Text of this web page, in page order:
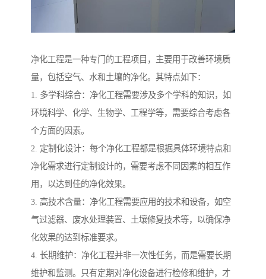
净化工程是一种专门的工程项目，主要用于改善环境质
量，包括空气、水和土壤的净化。其特点如下：
1. 多学科综合：净化工程需要涉及多个学科的知识，如
环境科学、化学、生物学、工程学等，需要综合考虑各
个方面的因素。
2. 定制化设计：每个净化工程都是根据具体环境特点和
净化需求进行定制设计的，需要考虑不同因素的相互作
用，以达到佳的净化效果。
3. 高技术含量：净化工程需要应用的技术和设备，如空
气过滤器、废水处理装置、土壤修复技术等，以确保净
化效果的达到标准要求。
4. 长期维护：净化工程并非一次性任务，而是需要长期
维护和监测。只有定期对净化设备进行检修和维护，才